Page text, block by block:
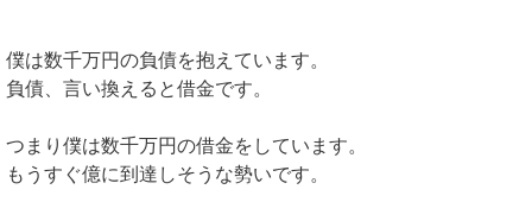
僕は数千万円の負債を抱えています。
負債、言い換えると借金です。
つまり僕は数千万円の借金をしています。
もうすぐ億に到達しそうな勢いです。